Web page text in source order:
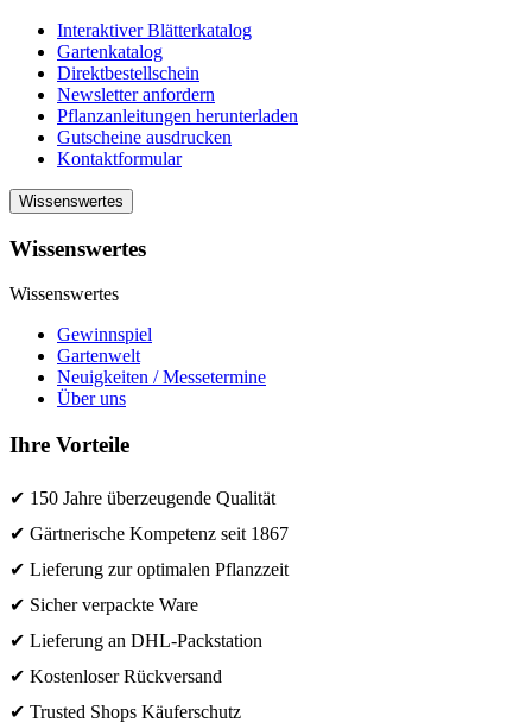
Interaktiver Blätterkatalog
Gartenkatalog
Direktbestellschein
Newsletter anfordern
Pflanzanleitungen herunterladen
Gutscheine ausdrucken
Kontaktformular
Wissenswertes
Wissenswertes
Wissenswertes
Gewinnspiel
Gartenwelt
Neuigkeiten / Messetermine
Über uns
Ihre Vorteile
✔ 150 Jahre überzeugende Qualität
✔ Gärtnerische Kompetenz seit 1867
✔ Lieferung zur optimalen Pflanzzeit
✔ Sicher verpackte Ware
✔ Lieferung an DHL-Packstation
✔ Kostenloser Rückversand
✔ Trusted Shops Käuferschutz